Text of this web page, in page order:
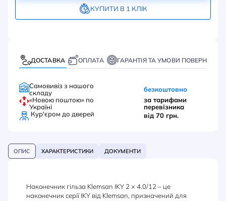
КУПИТИ В 1 КЛІК
ДОСТАВКА ОПЛАТА ГАРАНТІЯ ТА УМОВИ ПОВЕРНЕННЯ
Самовивіз з нашого
складу
безкоштовно
«Новою поштою» по
Україні
за тарифами
перевізника
Кур'єром до дверей від 70 грн.
ОПИС ХАРАКТЕРИСТИКИ ДОКУМЕНТИ
Наконечник гільза Klemsan IKY 2 × 4.0/12 – це
наконечник серії IKY від Klemsan, призначений для